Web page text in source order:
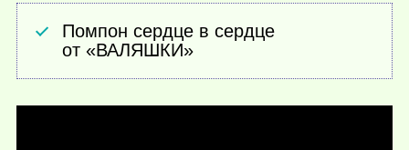
Помпон сердце в сердце
от «ВАЛЯШКИ»